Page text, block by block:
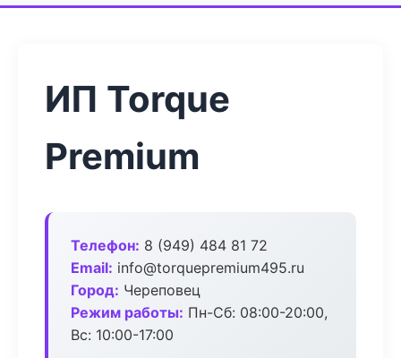
ИП Torque
Premium
Телефон: 8 (949) 484 81 72
Email: info@torquepremium495.ru
Город: Череповец
Режим работы: Пн-Сб: 08:00-20:00,
Вс: 10:00-17:00